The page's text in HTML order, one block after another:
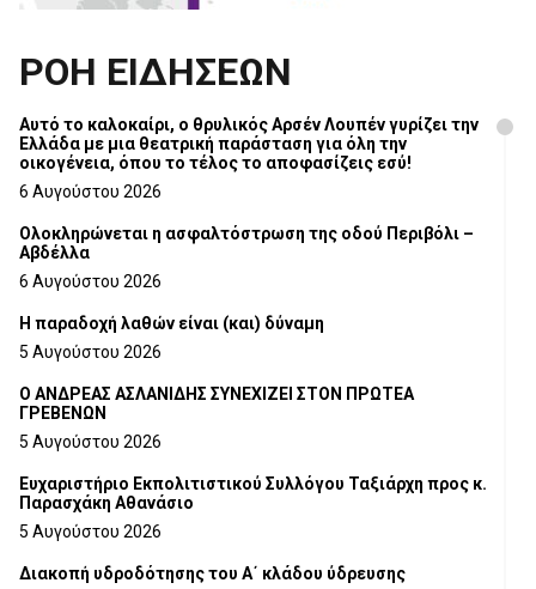
ΡΟΗ ΕΙΔΗΣΕΩΝ
Αυτό το καλοκαίρι, ο θρυλικός Αρσέν Λουπέν γυρίζει την
Ελλάδα με μια θεατρική παράσταση για όλη την
οικογένεια, όπου το τέλος το αποφασίζεις εσύ!
6 Αυγούστου 2026
Ολοκληρώνεται η ασφαλτόστρωση της οδού Περιβόλι –
Αβδέλλα
6 Αυγούστου 2026
H παραδοχή λαθών είναι (και) δύναμη
5 Αυγούστου 2026
Ο ΑΝΔΡΕΑΣ ΑΣΛΑΝΙΔΗΣ ΣΥΝΕΧΙΖΕΙ ΣΤΟΝ ΠΡΩΤΕΑ
ΓΡΕΒΕΝΩΝ
5 Αυγούστου 2026
Ευχαριστήριο Εκπολιτιστικού Συλλόγου Ταξιάρχη προς κ.
Παρασχάκη Αθανάσιο
5 Αυγούστου 2026
Διακοπή υδροδότησης του Α΄ κλάδου ύδρευσης